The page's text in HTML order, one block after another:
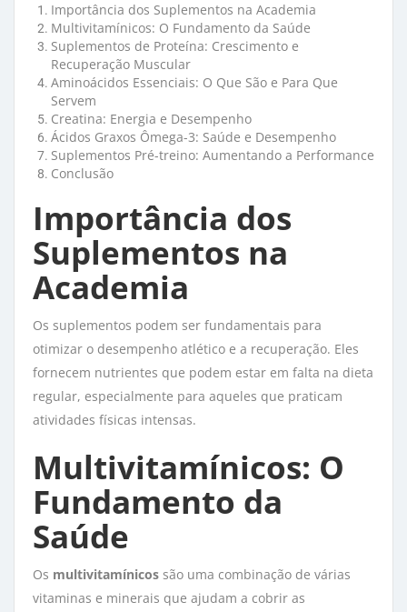
Importância dos Suplementos na Academia
Multivitamínicos: O Fundamento da Saúde
Suplementos de Proteína: Crescimento e
Recuperação Muscular
Aminoácidos Essenciais: O Que São e Para Que
Servem
Creatina: Energia e Desempenho
Ácidos Graxos Ômega-3: Saúde e Desempenho
Suplementos Pré-treino: Aumentando a Performance
Conclusão
Importância dos
Suplementos na
Academia
Os suplementos podem ser fundamentais para
otimizar o desempenho atlético e a recuperação. Eles
fornecem nutrientes que podem estar em falta na dieta
regular, especialmente para aqueles que praticam
atividades físicas intensas.
Multivitamínicos: O
Fundamento da
Saúde
Os multivitamínicos são uma combinação de várias
vitaminas e minerais que ajudam a cobrir as